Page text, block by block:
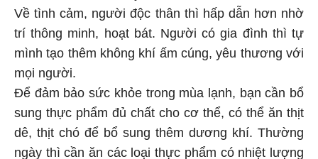
Về tình cảm, người độc thân thì hấp dẫn hơn nhờ
trí thông minh, hoạt bát. Người có gia đình thì tự
mình tạo thêm không khí ấm cúng, yêu thương với
mọi người.
Để đảm bảo sức khỏe trong mùa lạnh, bạn cần bổ
sung thực phẩm đủ chất cho cơ thể, có thể ăn thịt
dê, thịt chó để bổ sung thêm dương khí. Thường
ngày thì cần ăn các loại thực phẩm có nhiệt lượng